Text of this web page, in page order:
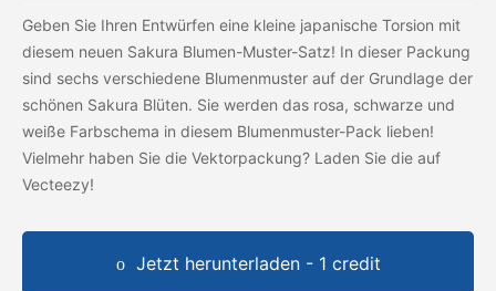
Geben Sie Ihren Entwürfen eine kleine japanische Torsion mit
diesem neuen Sakura Blumen-Muster-Satz! In dieser Packung
sind sechs verschiedene Blumenmuster auf der Grundlage der
schönen Sakura Blüten. Sie werden das rosa, schwarze und
weiße Farbschema in diesem Blumenmuster-Pack lieben!
Vielmehr haben Sie die Vektorpackung? Laden Sie die auf
Vecteezy!
Jetzt herunterladen - 1 credit